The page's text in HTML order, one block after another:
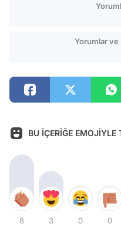
Yorumlar ve
BU İÇERİĞE EMOJİYLE
8 3 0 0